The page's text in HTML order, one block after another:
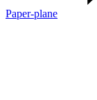
Paper-plane